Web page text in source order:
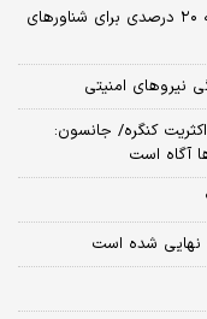
جزئیاتی از طرح راهبردی امنیت تنگه هرمز/جریمه ۲۰ درصدی برای شناورهای
نیروهای امنیتی
کنگره/ جانسون:
آگاه است
نهایی شده است